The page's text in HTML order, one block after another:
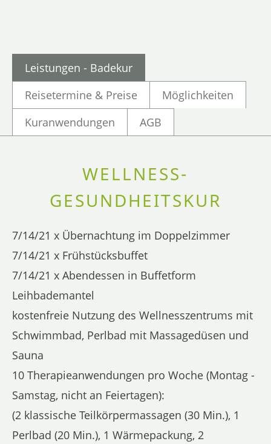
Leistungen - Badekur
Reisetermine & Preise
Möglichkeiten
Kuranwendungen
AGB
WELLNESS-
GESUNDHEITSKUR
7/14/21 x Übernachtung im Doppelzimmer
7/14/21 x Frühstücksbuffet
7/14/21 x Abendessen in Buffetform
Leihbademantel
kostenfreie Nutzung des Wellnesszentrums mit
Schwimmbad, Perlbad mit Massagedüsen und
Sauna
10 Therapieanwendungen pro Woche (Montag -
Samstag, nicht an Feiertagen):
(2 klassische Teilkörpermassagen (30 Min.), 1
Perlbad (20 Min.), 1 Wärmepackung, 2